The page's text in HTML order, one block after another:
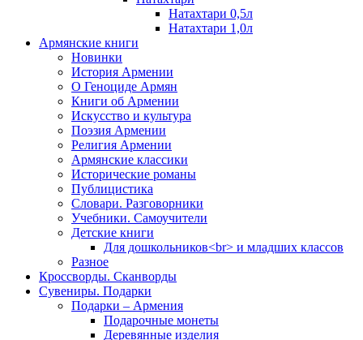
Натахтари 0,5л
Натахтари 1,0л
Армянские книги
Новинки
История Армении
О Геноциде Армян
Книги об Армении
Иcкусство и культура
Поэзия Армении
Религия Армении
Армянские классики
Исторические романы
Публицистика
Словари. Разговорники
Учебники. Самоучители
Детские книги
Для дошкольников<br> и младших классов
Разное
Кроссворды. Сканворды
Сувениры. Подарки
Подарки – Армения
Подарочные монеты
Деревянные изделия